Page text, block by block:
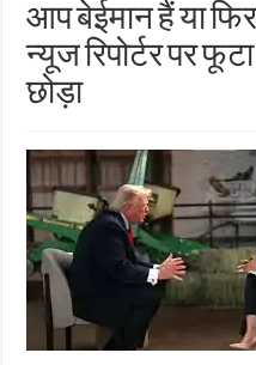
आप बेईमान हैं या
न्यूज रिपोर्टर पर
छोड़ा